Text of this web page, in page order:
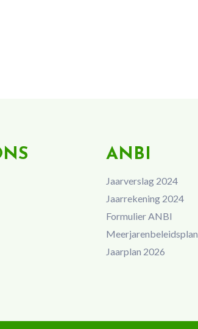
ANBI
Jaarverslag 2024
Jaarrekening 2024
Formulier ANBI
Meerjarenbeleidsplan
Jaarplan 2026